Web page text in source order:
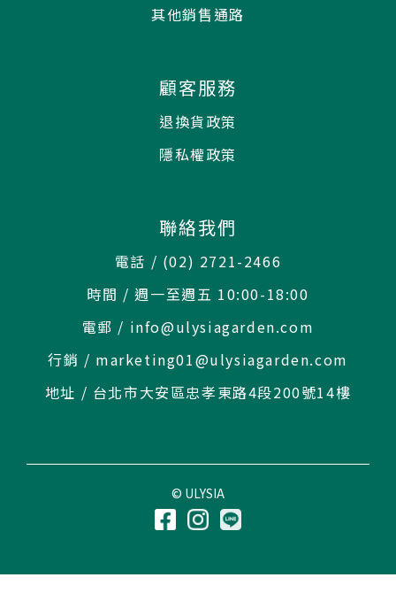
其他銷售通路
顧客服務
退換貨政策
隱私權政策
聯絡我們
電話 / (02) 2721-2466
時間 / 週一至週五 10:00-18:00
電郵 / info@ulysiagarden.com
行銷 / marketing01@ulysiagarden.com
地址 / 台北市大安區忠孝東路4段200號14樓
© ULYSIA